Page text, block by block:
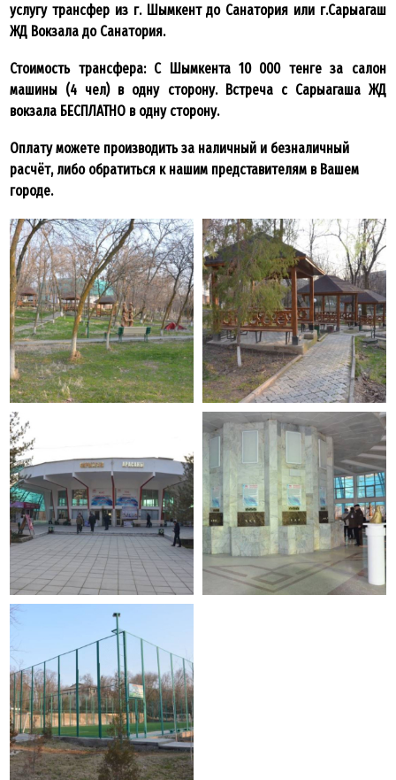
услугу трансфер из г. Шымкент до Санатория или г.Сарыагаш
ЖД Вокзала до Санатория.
Стоимость трансфера: С Шымкента 10 000 тенге за салон
машины (4 чел) в одну сторону. Встреча с Сарыагаша ЖД
вокзала БЕСПЛАТНО в одну сторону.
Оплату можете производить за наличный и безналичный
расчёт, либо обратиться к нашим представителям в Вашем
городе.